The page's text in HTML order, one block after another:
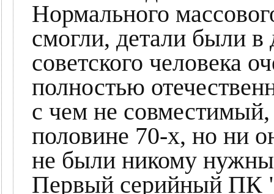
Нормального
смогли, детали были в
советского человека
полностью
с чем не
половине 70-х, но ни
не были никому
Первый серийный ПК